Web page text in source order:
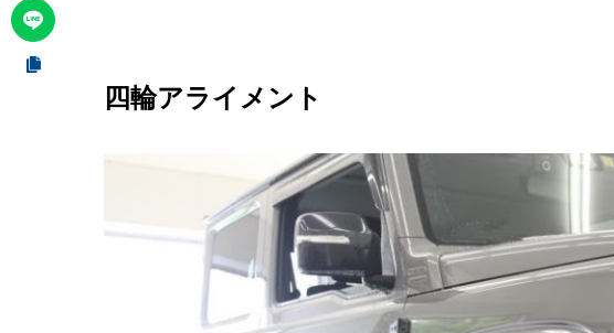
四輪アライメント